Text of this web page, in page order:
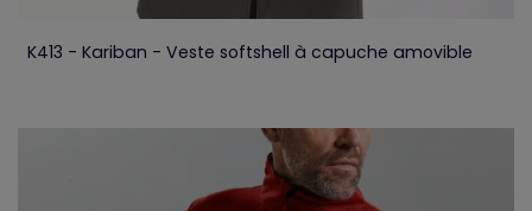
K413 - Kariban - Veste softshell à capuche amovible